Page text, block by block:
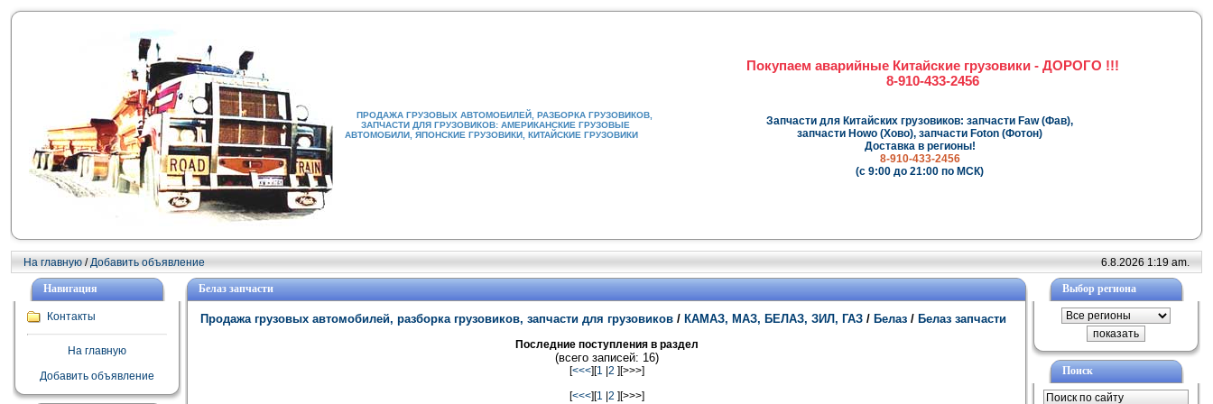
ПРОДАЖА ГРУЗОВЫХ АВТОМОБИЛЕЙ, РАЗБОРКА ГРУЗОВИКОВ,
ЗАПЧАСТИ ДЛЯ ГРУЗОВИКОВ: АМЕРИКАНСКИЕ ГРУЗОВЫЕ
АВТОМОБИЛИ, ЯПОНСКИЕ ГРУЗОВИКИ, КИТАЙСКИЕ ГРУЗОВИКИ
Покупаем аварийные Китайские грузовики - ДОРОГО !!!
8-910-433-2456
Запчасти для Китайских грузовиков: запчасти Faw (Фав),
запчасти Howo (Хово), запчасти Foton (Фотон)
Доставка в регионы!
8-910-433-2456
(с 9:00 до 21:00 по МСК)
На главную /Добавить объявление 6.8.2026 1:19 am.
Навигация
Контакты
На главную
Добавить объявление
Белаз запчасти
Продажа грузовых автомобилей, разборка грузовиков, запчасти для грузовиков / КАМАЗ, МАЗ, БЕЛАЗ, ЗИЛ, ГАЗ / Белаз / Белаз запчасти
Последние поступления в раздел
(всего записей: 16)
[<<<][1 2 ][>>>]
[<<<][1 2 ][>>>]
Выбор региона
Поиск